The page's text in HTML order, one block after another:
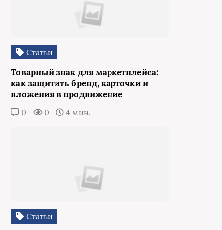
Статьи
Товарный знак для маркетплейса:
как защитить бренд, карточки и
вложения в продвижение
0 0 4 мин.
Статьи